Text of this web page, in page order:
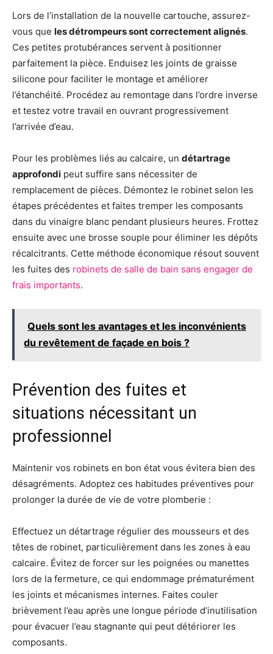
Lors de l’installation de la nouvelle cartouche, assurez-
vous que les détrompeurs sont correctement alignés.
Ces petites protubérances servent à positionner
parfaitement la pièce. Enduisez les joints de graisse
silicone pour faciliter le montage et améliorer
l’étanchéité. Procédez au remontage dans l’ordre inverse
et testez votre travail en ouvrant progressivement
l’arrivée d’eau.
Pour les problèmes liés au calcaire, un détartrage
approfondi peut suffire sans nécessiter de
remplacement de pièces. Démontez le robinet selon les
étapes précédentes et faites tremper les composants
dans du vinaigre blanc pendant plusieurs heures. Frottez
ensuite avec une brosse souple pour éliminer les dépôts
récalcitrants. Cette méthode économique résout souvent
les fuites des robinets de salle de bain sans engager de
frais importants.
Quels sont les avantages et les inconvénients
du revêtement de façade en bois ?
Prévention des fuites et
situations nécessitant un
professionnel
Maintenir vos robinets en bon état vous évitera bien des
désagréments. Adoptez ces habitudes préventives pour
prolonger la durée de vie de votre plomberie :
Effectuez un détartrage régulier des mousseurs et des
têtes de robinet, particulièrement dans les zones à eau
calcaire. Évitez de forcer sur les poignées ou manettes
lors de la fermeture, ce qui endommage prématurément
les joints et mécanismes internes. Faites couler
brièvement l’eau après une longue période d’inutilisation
pour évacuer l’eau stagnante qui peut détériorer les
composants.